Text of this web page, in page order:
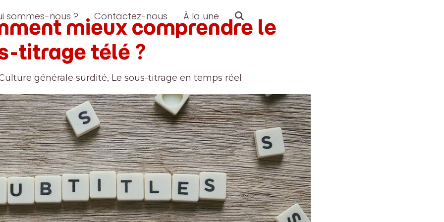
sommes-nous ? Contactez-nous À la une
mieux comprendre le
titrage télé ?
générale surdité, Le sous-titrage en temps réel